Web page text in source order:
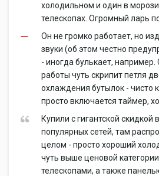
холодильном и один в
телескопах. Огромный ларь
Он не громко работает, но
звуки (об этом честно
- иногда булькает,
работы чуть скрипит петля
охлаждения бутылок - чисто
просто включается таймер,
Купили с гигантской скидкой
популярных сетей, там
целом - просто хороший
чуть выше ценовой
телескопами, а также